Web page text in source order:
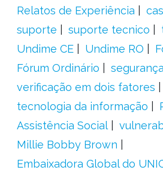
Relatos de Experiência
suporte
suporte tecnico
Undime CE
Undime RO
Fórum Ordinário
verificação em dois fatores
tecnologia da informação
Assistência Social
Millie Bobby Brown
Embaixadora Global do